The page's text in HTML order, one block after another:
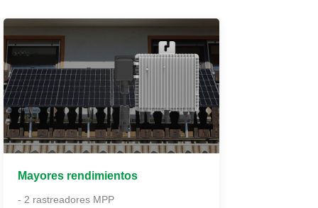
Mayores rendimientos
- 2 rastreadores MPP